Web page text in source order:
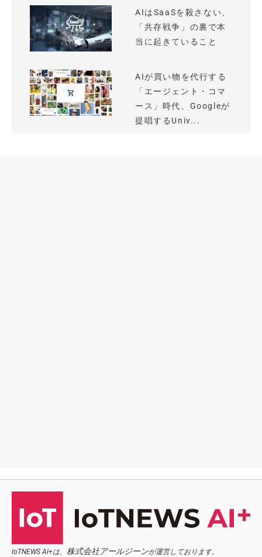
AIはSaaSを殺さない、
「共存戦争」の裏で本
当に起きていること
AIが買い物を代行する
「エージェント・コマ
ース」時代、Googleが
提唱するUniv...
IoTNEWS AI+は、 株式会社アールジーンが運営しております。